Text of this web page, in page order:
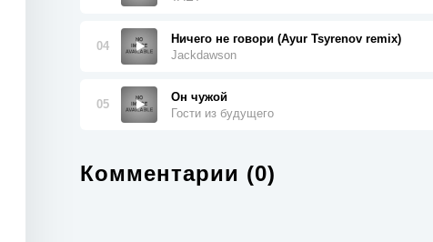
04
Ничего не говори (Ayur Tsyrenov remix)
Jackdawson
05
Он чужой
Гости из будущего
Комментарии (0)